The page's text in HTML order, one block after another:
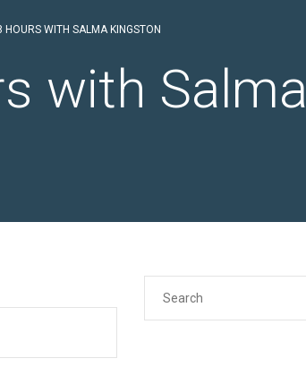
HOURS WITH SALMA KINGSTON
with Salma